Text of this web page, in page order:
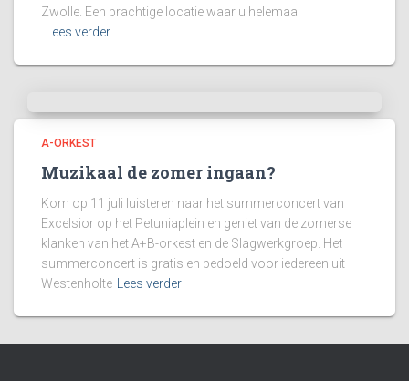
Zwolle. Een prachtige locatie waar u helemaal
Lees verder
A-ORKEST
Muzikaal de zomer ingaan?
Kom op 11 juli luisteren naar het summerconcert van
Excelsior op het Petuniaplein en geniet van de zomerse
klanken van het A+B-orkest en de Slagwerkgroep. Het
summerconcert is gratis en bedoeld voor iedereen uit
Westenholte
Lees verder